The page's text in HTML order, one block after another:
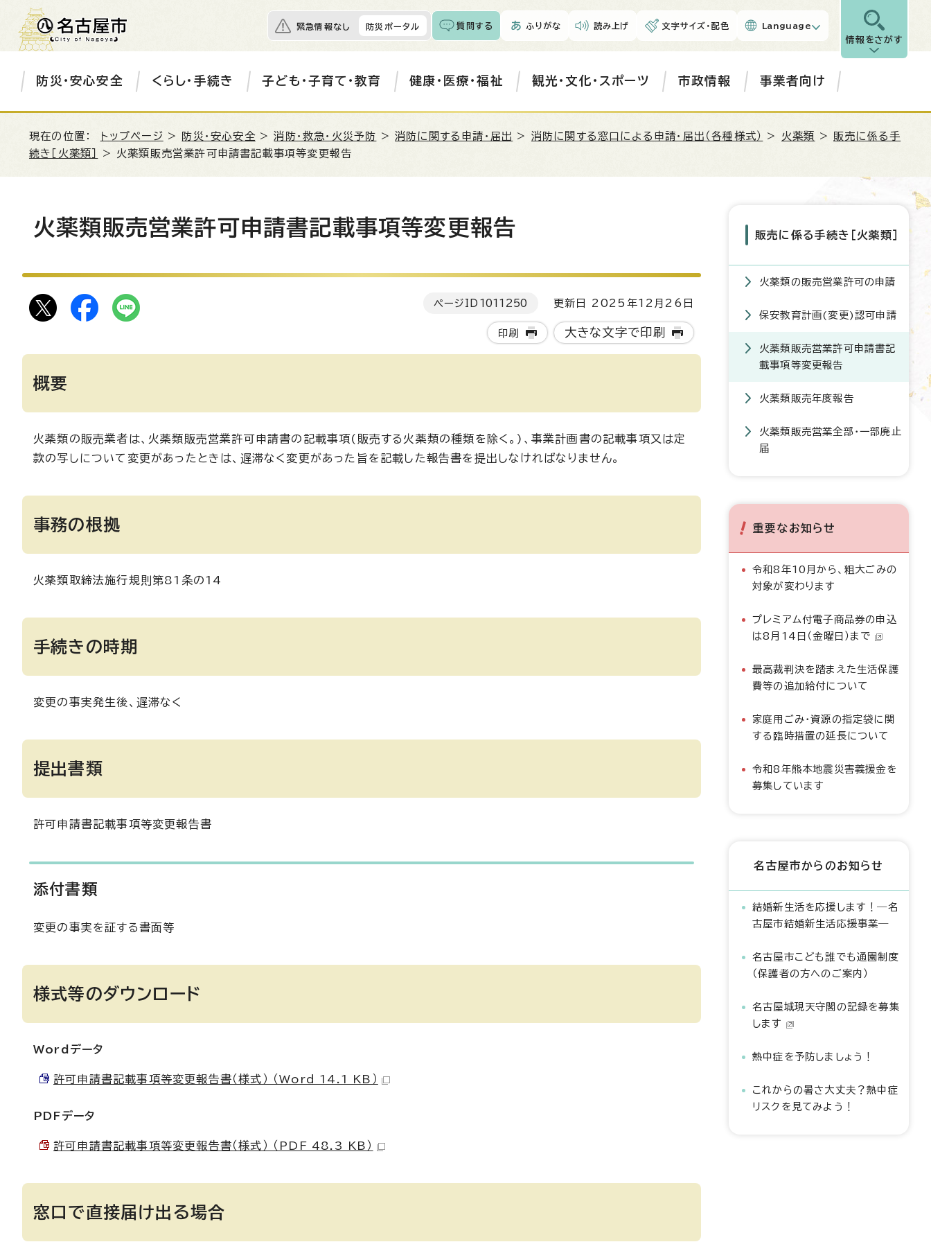
緊急情報なし 防災ポータル 質問する ふりがな 読み上げ 文字サイズ・配色 Language
情報をさがす
防災・安心安全 くらし・手続き 子ども・子育て・教育 健康・医療・福祉 観光・文化・スポーツ 市政情報 事業者向け
現在の位置： トップページ > 防災・安心安全>消防・救急・火災予防 >消防に関する申請・届出 > 消防に関する窓口による申請・届出（各種様式） > 火薬類 > 販売に係る手
続き［火薬類］
> 火薬類販売営業許可申請書記載事項等変更報告
火薬類販売営業許可申請書記載事項等変更報告
ページID 1011250 更新日 2025年12月26日
印刷 大きな文字で印刷
概要
火薬類の販売業者は、火薬類販売営業許可申請書の記載事項(販売する火薬類の種類を除く。)、事業計画書の記載事項又は定
款の写しについて変更があったときは、遅滞なく変更があった旨を記載した報告書を提出しなければなりません。
事務の根拠
火薬類取締法施行規則第81条の14
手続きの時期
変更の事実発生後、遅滞なく
提出書類
許可申請書記載事項等変更報告書
添付書類
変更の事実を証する書面等
様式等のダウンロード
Wordデータ
許可申請書記載事項等変更報告書（様式） （Word 14.1 KB）
PDFデータ
許可申請書記載事項等変更報告書（様式） （PDF 48.3 KB）
窓口で直接届け出る場合
販売に係る手続き［火薬類］
火薬類の販売営業許可の申請
保安教育計画(変更)認可申請
火薬類販売営業許可申請書記
載事項等変更報告
火薬類販売年度報告
火薬類販売営業全部・一部廃止
届
重要なお知らせ
令和8年10月から、粗大ごみの
対象が変わります
プレミアム付電子商品券の申込
は8月14日（金曜日）まで
最高裁判決を踏まえた生活保護
費等の追加給付について
家庭用ごみ・資源の指定袋に関
する臨時措置の延長について
令和8年熊本地震災害義援金を
募集しています
名古屋市からのお知らせ
結婚新生活を応援します！―名
古屋市結婚新生活応援事業―
名古屋市こども誰でも通園制度
（保護者の方へのご案内）
名古屋城現天守閣の記録を募集
します
熱中症を予防しましょう！
これからの暑さ大丈夫？熱中症
リスクを見てみよう！